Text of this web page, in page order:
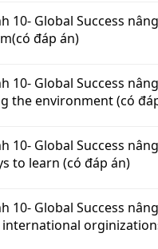
10- Global Success
đáp án)
10- Global Success
the environment (có
10- Global Success
to learn (có đáp án)
10- Global Success